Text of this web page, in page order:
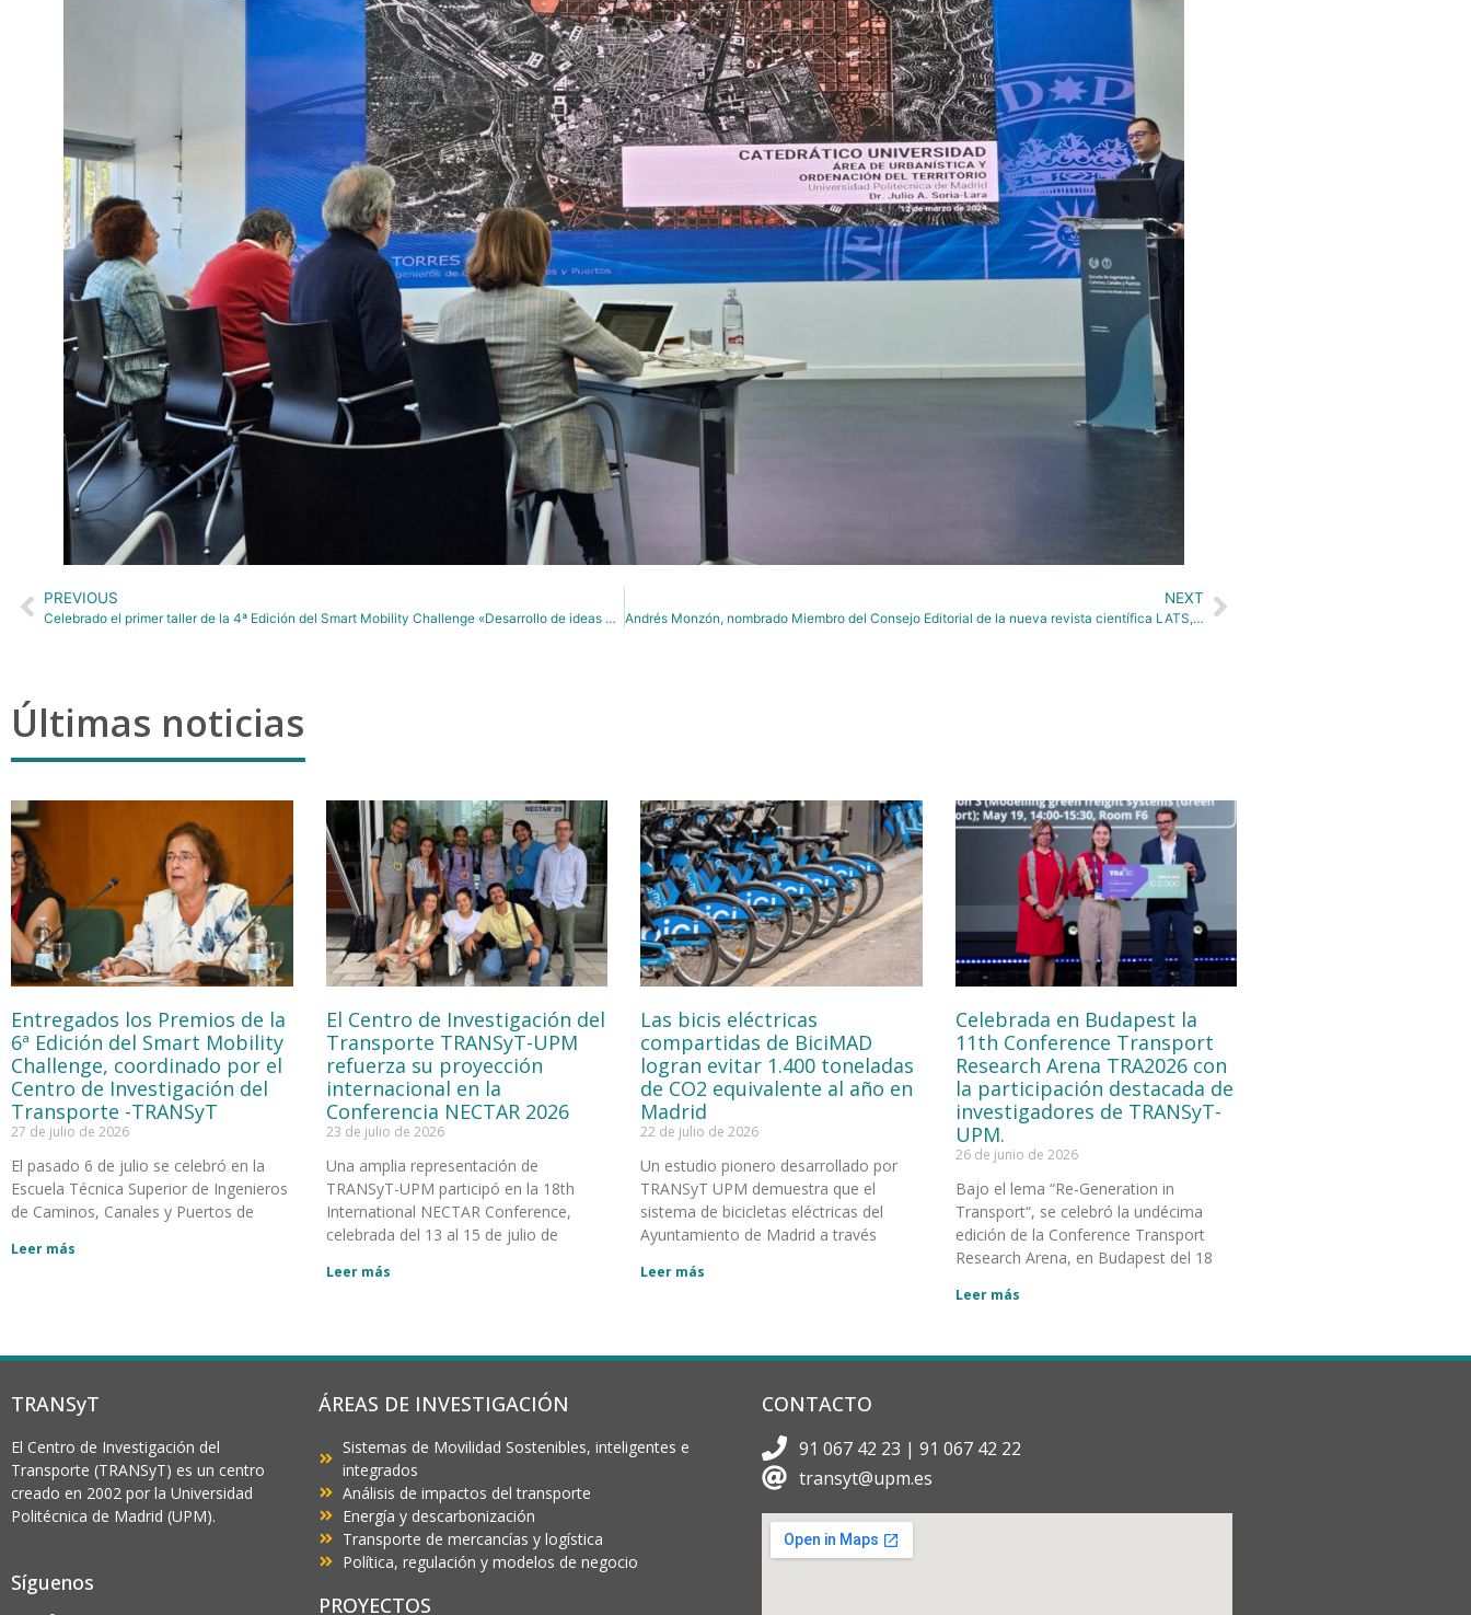
PREVIOUS
Celebrado el primer taller de la 4ª Edición del Smart Mobility Challenge «Desarrollo de ideas y conceptos».
NEXT
Andrés Monzón, nombrado Miembro del Consejo Editorial de la nueva revista científica LATS, Latin American Transport Studies.
Últimas noticias
Entregados los Premios de la
6ª Edición del Smart Mobility
Challenge, coordinado por el
Centro de Investigación del
Transporte -TRANSyT
27 de julio de 2026
El pasado 6 de julio se celebró en la
Escuela Técnica Superior de Ingenieros
de Caminos, Canales y Puertos de
Leer más
El Centro de Investigación del
Transporte TRANSyT-UPM
refuerza su proyección
internacional en la
Conferencia NECTAR 2026
23 de julio de 2026
Una amplia representación de
TRANSyT-UPM participó en la 18th
International NECTAR Conference,
celebrada del 13 al 15 de julio de
Leer más
Las bicis eléctricas
compartidas de BiciMAD
logran evitar 1.400 toneladas
de CO2 equivalente al año en
Madrid
22 de julio de 2026
Un estudio pionero desarrollado por
TRANSyT UPM demuestra que el
sistema de bicicletas eléctricas del
Ayuntamiento de Madrid a través
Leer más
Celebrada en Budapest la
11th Conference Transport
Research Arena TRA2026 con
la participación destacada de
investigadores de TRANSyT-
UPM.
26 de junio de 2026
Bajo el lema “Re-Generation in
Transport“, se celebró la undécima
edición de la Conference Transport
Research Arena, en Budapest del 18
Leer más
TRANSyT
El Centro de Investigación del
Transporte (TRANSyT) es un centro
creado en 2002 por la Universidad
Politécnica de Madrid (UPM).
Síguenos
ÁREAS DE INVESTIGACIÓN
Sistemas de Movilidad Sostenibles, inteligentes e
integrados
Análisis de impactos del transporte
Energía y descarbonización
Transporte de mercancías y logística
Política, regulación y modelos de negocio
PROYECTOS
CONTACTO
91 067 42 23 | 91 067 42 22
transyt@upm.es